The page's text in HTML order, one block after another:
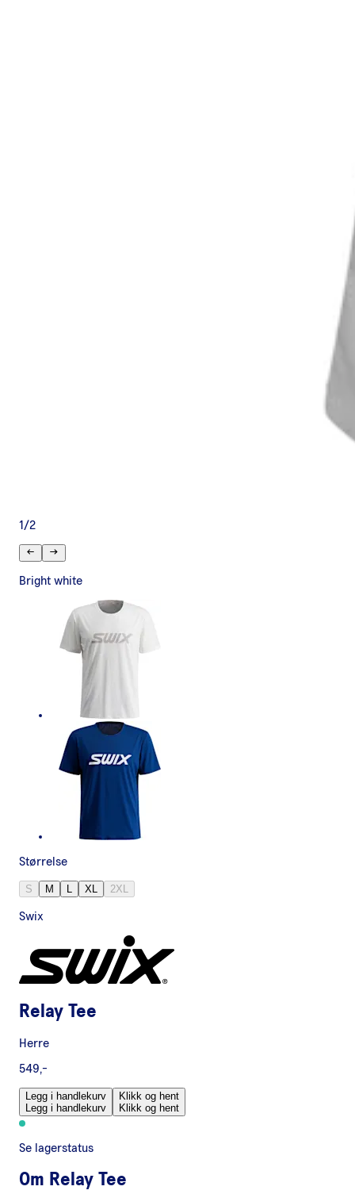
1 /2
Bright white
Størrelse
S M L XL 2XL
Swix
Relay Tee
Herre
549,-
Legg i handlekurv
Legg i handlekurv
Klikk og hent
Klikk og hent
Se lagerstatus
Om Relay Tee